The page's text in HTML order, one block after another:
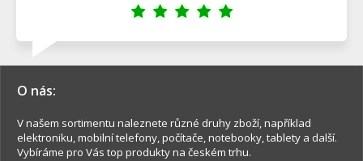
O nás:
V našem sortimentu naleznete různé druhy zboží, například
elektroniku, mobilní telefony, počítače, notebooky, tablety a další.
Vybíráme pro Vás top produkty na českém trhu.